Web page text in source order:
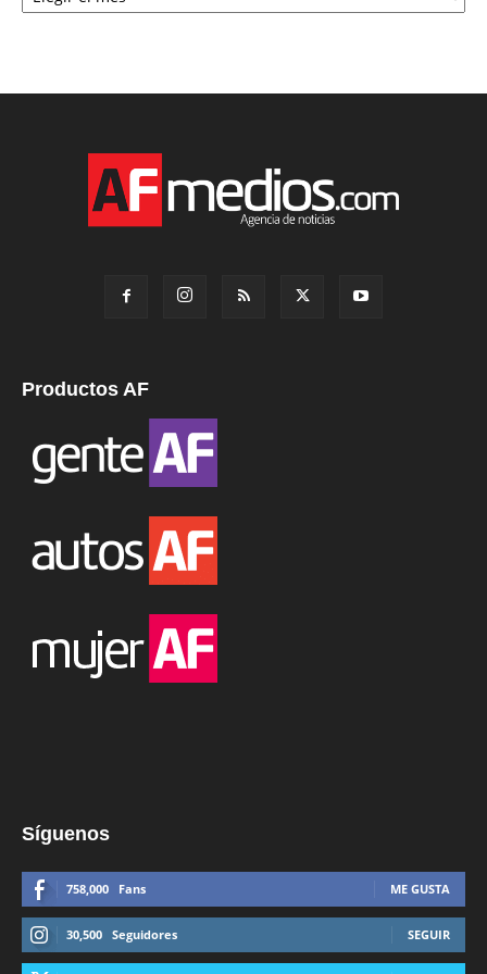
Productos AF
Síguenos
758,000 Fans ME GUSTA
30,500 Seguidores SEGUIR